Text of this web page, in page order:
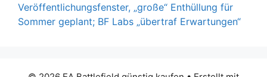
Veröffentlichungsfenster, „große“ Enthüllung für
Sommer geplant; BF Labs „übertraf Erwartungen“